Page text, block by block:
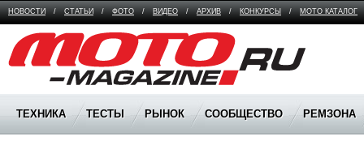
НОВОСТИ / СТАТЬИ / ФОТО / ВИДЕО / АРХИВ / КОНКУРСЫ / МОТО КАТАЛОГ
Moto Magazine
ТЕХНИКА ТЕСТЫ РЫНОК СООБЩЕСТВО РЕМЗОНА